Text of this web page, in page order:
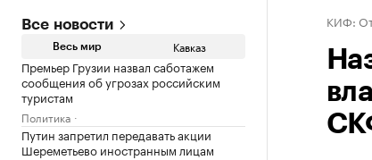
Все новости
Весь мир Кавказ
Премьер Грузии назвал саботажем
сообщения об угрозах российским
туристам
Политика
Путин запретил передавать акции
Шереметьево иностранным лицам
КИФ: